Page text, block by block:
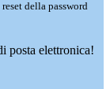
della password
posta elettronica!